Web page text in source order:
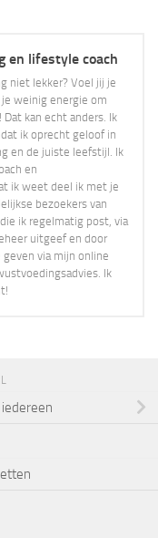
en lifestyle coach
niet lekker? Voel jij je
weinig energie om
kan echt anders. Ik
ik oprecht geloof in
en de juiste leefstijl. Ik
en
ik weet deel ik met je
bezoekers van
ik regelmatig post, via
uitgeef en door
via mijn online
Ik